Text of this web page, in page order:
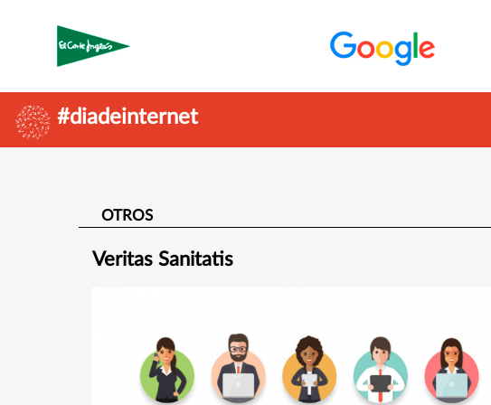
#diadeinternet
OTROS
Veritas Sanitatis